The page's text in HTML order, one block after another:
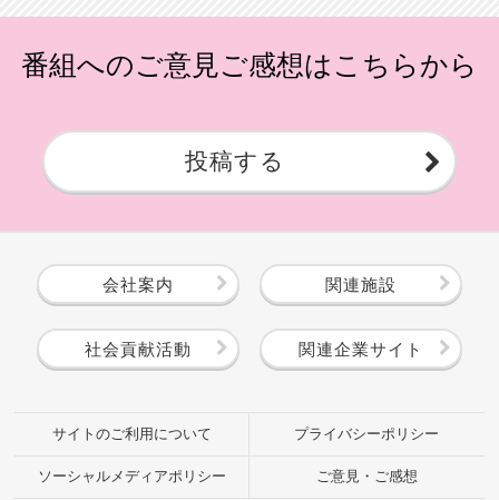
番組へのご意見ご感想はこちらから
投稿する
会社案内 関連施設
社会貢献活動 関連企業サイト
サイトのご利用について プライバシーポリシー
ソーシャルメディアポリシー ご意見・ご感想